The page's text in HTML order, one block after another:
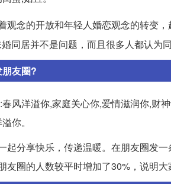
观念的开放和年轻人婚恋观念的转变，
同居并不是问题，而且很多人都认为
友圈?
风洋溢你,家庭关心你,爱情滋润你,财
你。
起分享快乐，传递温暖。在朋友圈发
友圈的人数较平时增加了30%，说明大